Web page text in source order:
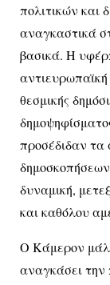
πολιτικών και
αναγκαστικά
βασικά. Η
θεσμικής
προσέδιδαν
δυναμική,
και καθόλου
Ο Κάμερον
αναγκάσει την